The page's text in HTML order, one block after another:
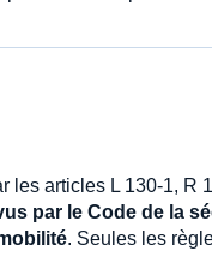
les articles L 130-1, R
par le Code de la
. Seules les